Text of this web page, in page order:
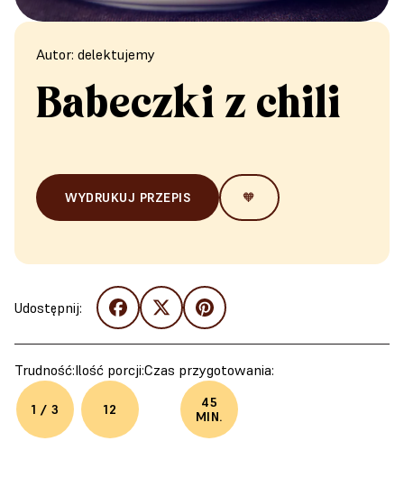
Autor: delektujemy
Babeczki z chili
WYDRUKUJ PRZEPIS 🧡
Udostępnij:
Trudność:
1 / 3
Ilość porcji:
12
Czas przygotowania:
45
MIN.